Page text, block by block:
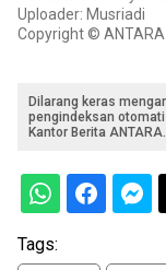
Uploader: Musriadi
Copyright © ANTARA
Dilarang keras
pengindeksan
Kantor Berita ANTARA.
Tags: